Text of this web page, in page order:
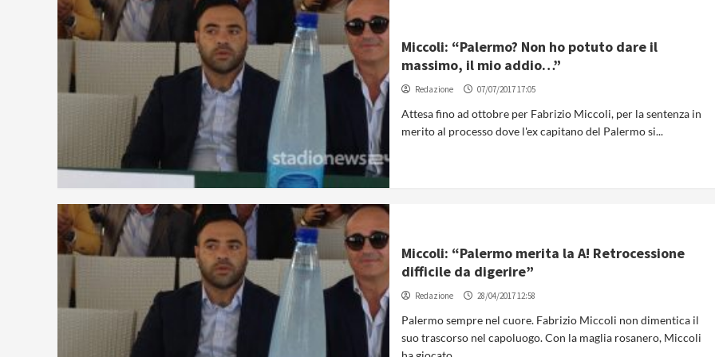
Miccoli: “Palermo? Non ho potuto dare il
massimo, il mio addio…”
Redazione 07/07/2017 17:05
Attesa fino ad ottobre per Fabrizio Miccoli, per la sentenza in
merito al processo dove l'ex capitano del Palermo si...
Miccoli: “Palermo merita la A! Retrocessione
difficile da digerire”
Redazione 28/04/2017 12:58
Palermo sempre nel cuore. Fabrizio Miccoli non dimentica il
suo trascorso nel capoluogo. Con la maglia rosanero, Miccoli